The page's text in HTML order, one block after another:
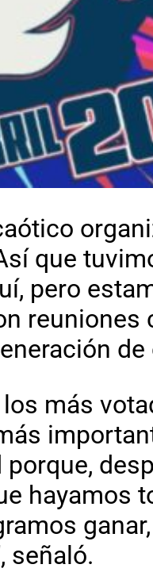
que
pero
reuniones
de
más
hayamos
señaló.